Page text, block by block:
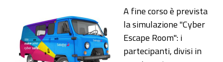
A fine corso è prevista
la simulazione "Cyber
Escape Room": i
partecipanti, divisi in